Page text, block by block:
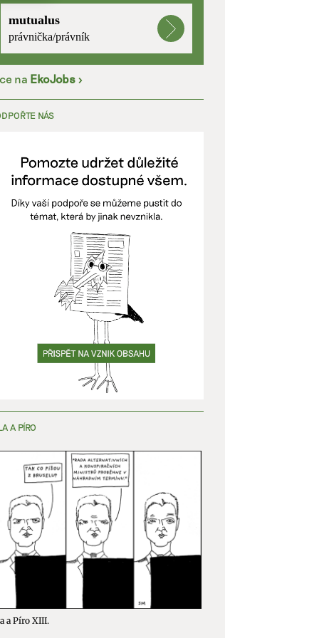
aktivní
mutualus
právnička/právník
na EkoJobs >
NÁS
A PÍRO
a Píro XIII.